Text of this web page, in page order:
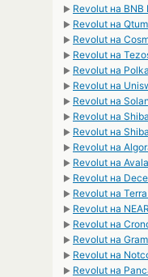
► Revolut на BNB
► Revolut на
► Revolut на
► Revolut на
► Revolut на
► Revolut на
► Revolut на
► Revolut на
► Revolut на
► Revolut на
► Revolut на
► Revolut на
► Revolut на
► Revolut на
► Revolut на
► Revolut на
► Revolut на
► Revolut на